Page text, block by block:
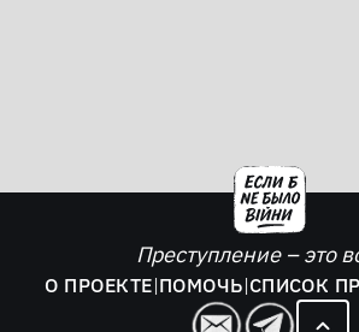
Преступление – это
О ПРОЕКТЕ|ПОМОЧЬ|СПИСОК